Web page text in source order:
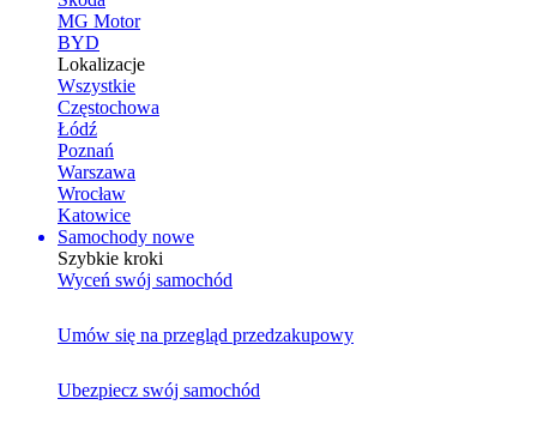
MG Motor
BYD
Lokalizacje
Wszystkie
Częstochowa
Łódź
Poznań
Warszawa
Wrocław
Katowice
Samochody nowe
Szybkie kroki
Wyceń swój samochód
Umów się na przegląd przedzakupowy
Ubezpiecz swój samochód